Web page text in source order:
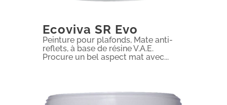
Ecoviva SR Evo
Peinture pour plafonds, Mate anti-
reflets, à base de résine V.A.E.
Procure un bel aspect mat avec...